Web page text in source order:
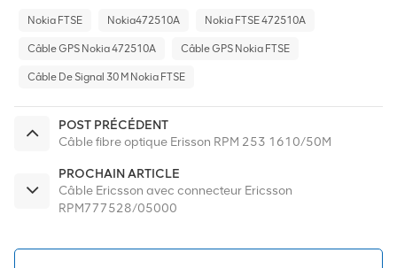
Nokia FTSE Nokia472510A Nokia FTSE 472510A
Câble GPS Nokia 472510A Câble GPS Nokia FTSE
Câble De Signal 30 M Nokia FTSE
POST PRÉCÉDENT
Câble fibre optique Erisson RPM 253 1610/50M
PROCHAIN ARTICLE
Câble Ericsson avec connecteur Ericsson
RPM777528/05000